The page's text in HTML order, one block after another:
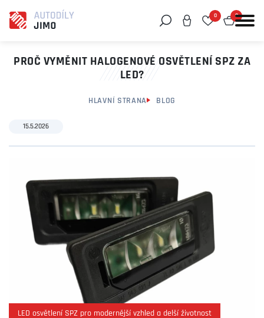
0 0
PROČ VYMĚNIT HALOGENOVÉ OSVĚTLENÍ SPZ ZA
LED?
HLAVNÍ STRANA BLOG
15.5.2026
LED osvětlení SPZ pro modernější vzhled a delší životnost
Můžeme vám pomoci něco najít?